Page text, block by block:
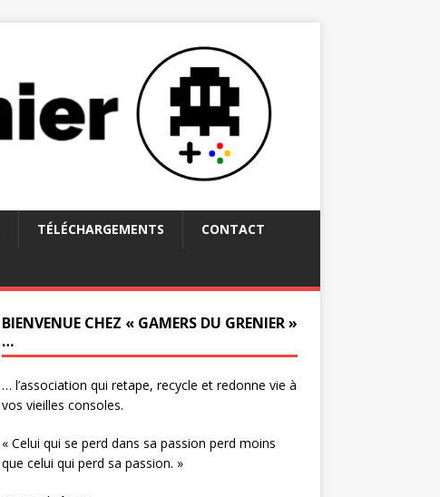
TÉLÉCHARGEMENTS CONTACT
BIENVENUE CHEZ « GAMERS DU GRENIER »
…
… l’association qui retape, recycle et redonne vie à
vos vieilles consoles.
« Celui qui se perd dans sa passion perd moins
que celui qui perd sa passion. »